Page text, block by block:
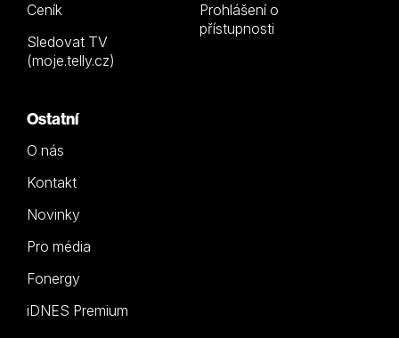
Ceník
Sledovat TV
(moje.telly.cz)
Prohlášení o
přístupnosti
Ostatní
O nás
Kontakt
Novinky
Pro média
Fonergy
iDNES Premium